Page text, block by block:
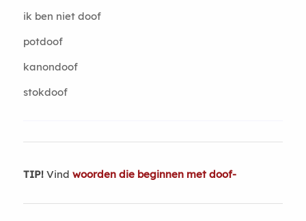
ik ben niet doof
potdoof
kanondoof
stokdoof
TIP!Vind woorden die beginnen met doof-